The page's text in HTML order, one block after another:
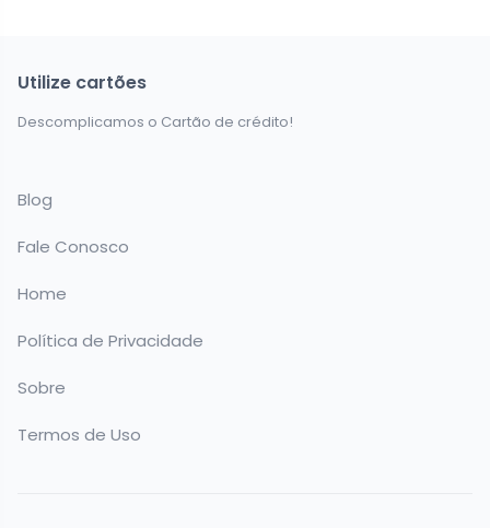
Utilize cartões
Descomplicamos o Cartão de crédito!
Blog
Fale Conosco
Home
Política de Privacidade
Sobre
Termos de Uso